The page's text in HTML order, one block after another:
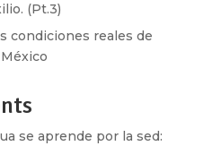
(Pt.3)
condiciones reales de
se aprende por la sed: